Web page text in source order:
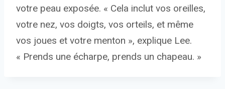
votre peau exposée. « Cela inclut vos oreilles,
votre nez, vos doigts, vos orteils, et même
vos joues et votre menton », explique Lee.
« Prends une écharpe, prends un chapeau. »